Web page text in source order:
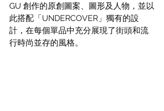
GU 創作的原創圖案、圖形及人物，並以
此搭配「UNDERCOVER」獨有的設
計，在每個單品中充分展現了街頭和流
行時尚並存的風格。